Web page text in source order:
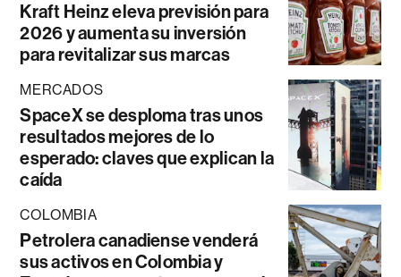
Kraft Heinz eleva previsión para
2026 y aumenta su inversión
para revitalizar sus marcas
MERCADOS
SpaceX se desploma tras unos
resultados mejores de lo
esperado: claves que explican la
caída
COLOMBIA
Petrolera canadiense venderá
sus activos en Colombia y